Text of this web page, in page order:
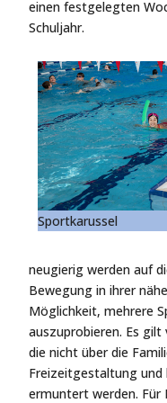
einen festgelegten
Schuljahr.
Sportkarussel
neugierig werden auf
Bewegung in ihrer
Möglichkeit, mehrere
auszuprobieren. Es gilt
die nicht über die
Freizeitgestaltung
ermuntert werden. Für